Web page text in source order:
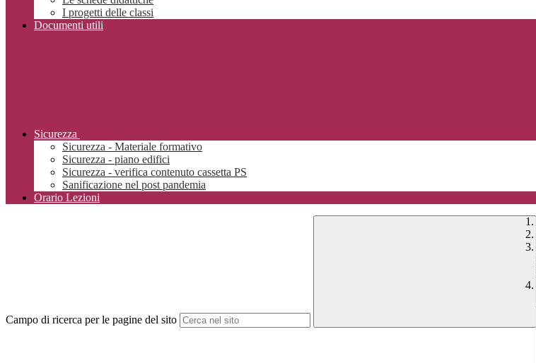
I progetti delle classi
Documenti utili
Sicurezza
Sicurezza - Materiale formativo
Sicurezza - piano edifici
Sicurezza - verifica contenuto cassetta PS
Sanificazione nel post pandemia
Orario Lezioni
Campo di ricerca per le pagine del sito